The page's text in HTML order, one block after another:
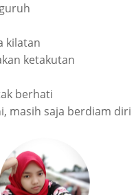
kilatan
ketakutan
berhati
masih saja berdiam diri